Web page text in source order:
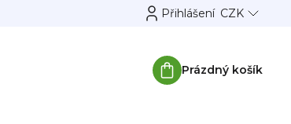
CZK
Přihlášení
Nákupní
Prázdný košík